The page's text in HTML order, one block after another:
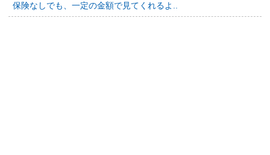
保険なしでも、一定の金額で見てくれるよ..